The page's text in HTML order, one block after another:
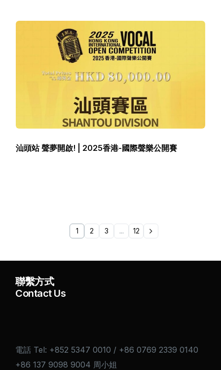
汕頭站 聲夢開啟! | 2025香港-國際聲樂公開賽
1 2 3 ... 12
聯繫方式
Contact Us
電話 Tel: +852 5347 0010 / +86 0769 2339 0140
+86 137 9098 9004 周小姐